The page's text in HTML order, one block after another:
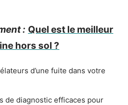
: Quel est le meilleur
hors sol ?
d’une fuite dans votre
de diagnostic efficaces pour